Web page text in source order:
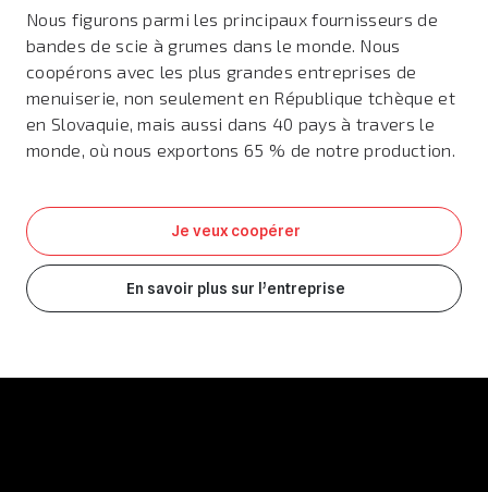
Nous figurons parmi les principaux fournisseurs de
bandes de scie à grumes dans le monde. Nous
coopérons avec les plus grandes entreprises de
menuiserie, non seulement en République tchèque et
en Slovaquie, mais aussi dans 40 pays à travers le
monde, où nous exportons 65 % de notre production.
Je veux coopérer
En savoir plus sur l’entreprise